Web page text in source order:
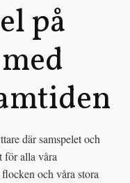
på
där samspelet och
för alla våra
och våra stora